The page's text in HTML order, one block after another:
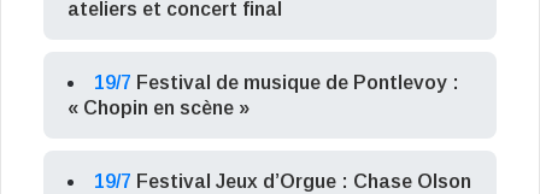
ateliers et concert final
19/7 Festival de musique de Pontlevoy :
« Chopin en scène »
19/7 Festival Jeux d’Orgue : Chase Olson